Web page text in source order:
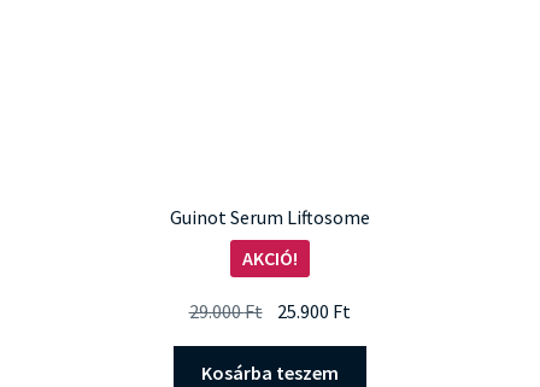
Guinot Serum Liftosome
AKCIÓ!
29.000Ft Original
price
was:
25.900 Ft
price
Kosárba teszem